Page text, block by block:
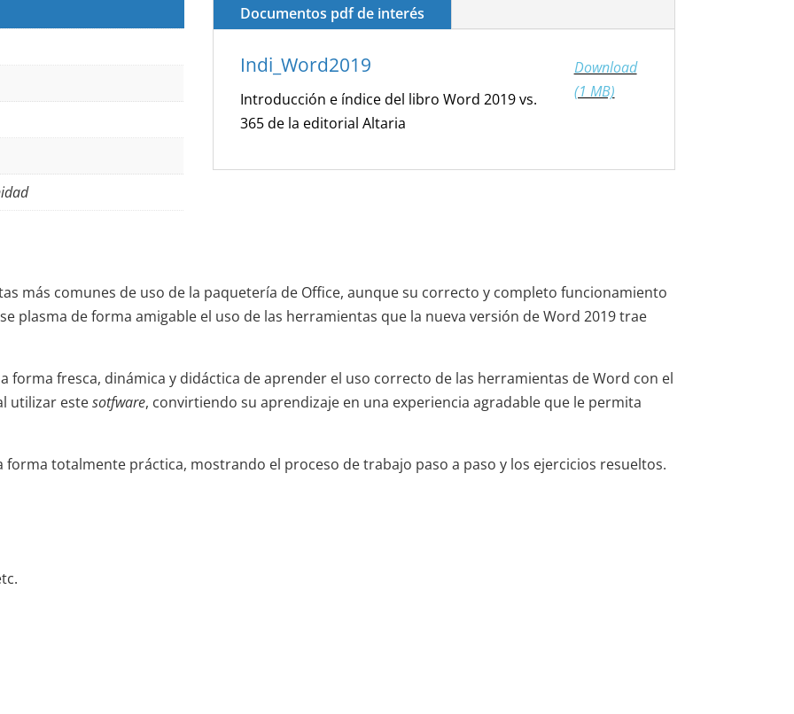
Documentos pdf de interés
Indi_Word2019
Download
(1 MB)
Introducción e índice del libro Word 2019 vs.
365 de la editorial Altaria
más comunes de uso de la paquetería de Office, aunque su correcto y completo funcionamiento
plasma de forma amigable el uso de las herramientas que la nueva versión de Word 2019 trae
forma fresca, dinámica y didáctica de aprender el uso correcto de las herramientas de Word con el
utilizar estesotfware, convirtiendo su aprendizaje en una experiencia agradable que le permita
totalmente práctica, mostrando el proceso de trabajo paso a paso y los ejercicios resueltos.